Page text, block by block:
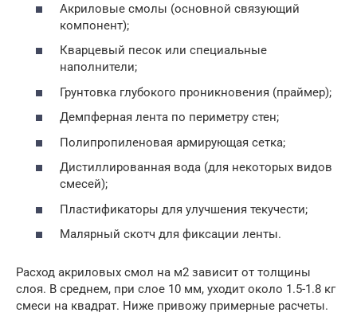
Акриловые смолы (основной связующий
компонент);
Кварцевый песок или специальные
наполнители;
Грунтовка глубокого проникновения (праймер);
Демпферная лента по периметру стен;
Полипропиленовая армирующая сетка;
Дистиллированная вода (для некоторых видов
смесей);
Пластификаторы для улучшения текучести;
Малярный скотч для фиксации ленты.
Расход акриловых смол на м2 зависит от толщины
слоя. В среднем, при слое 10 мм, уходит около 1.5-1.8 кг
смеси на квадрат. Ниже привожу примерные расчеты.